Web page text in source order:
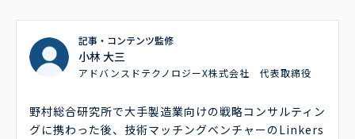
記事・コンテンツ監修
小林 大三
アドバンスドテクノロジーX株式会社 代表取締役
野村総合研究所で大手製造業向けの戦略コンサルティン
グに携わった後、技術マッチングベンチャーのLinkers